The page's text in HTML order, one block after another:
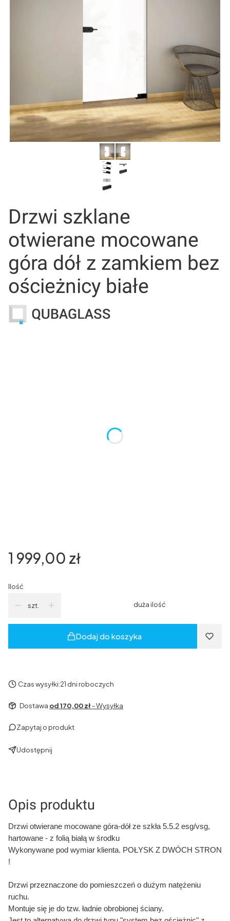
Drzwi szklane
otwierane mocowane
góra dół z zamkiem bez
ościeżnicy białe
Cena
1 999,00 zł
Ilość
szt. duża ilość
Dodaj do koszyka
Czas wysyłki:21 dni roboczych
Dostawa od 170,00 zł- Wysyłka
Zapytaj o produkt
Udostępnij
Opis produktu
Drzwi otwierane mocowane góra-dół ze szkła 5.5.2 esg/vsg,
hartowane - z folią białą w środku
Wykonywane pod wymiar klienta. POŁYSK Z DWÓCH STRON
!
Drzwi przeznaczone do pomieszczeń o dużym natężeniu
ruchu.
Montuje się je do tzw. ładnie obrobionej ściany.